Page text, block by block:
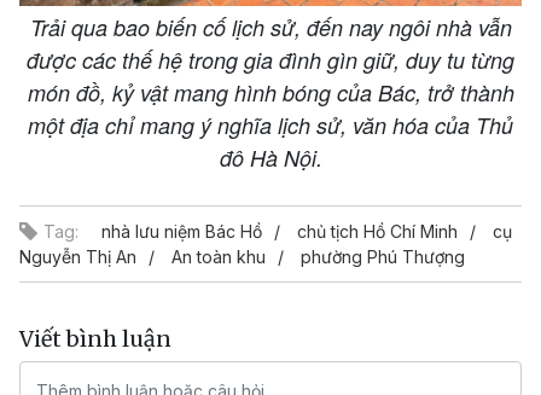
Trải qua bao biến cố lịch sử, đến nay ngôi nhà vẫn
được các thế hệ trong gia đình gìn giữ, duy tu từng
món đồ, kỷ vật mang hình bóng của Bác, trở thành
một địa chỉ mang ý nghĩa lịch sử, văn hóa của Thủ
đô Hà Nội.
Tag: nhà lưu niệm Bác Hồ chủ tịch Hồ Chí Minh
cụ
Nguyễn Thị An
An toàn khu phường Phú Thượng
Viết bình luận